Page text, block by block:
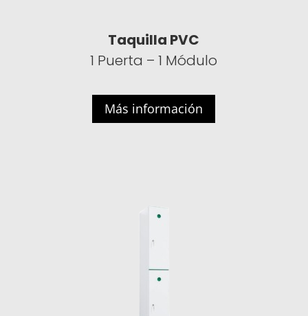
Taquilla PVC
1 Puerta – 1 Módulo
Más información